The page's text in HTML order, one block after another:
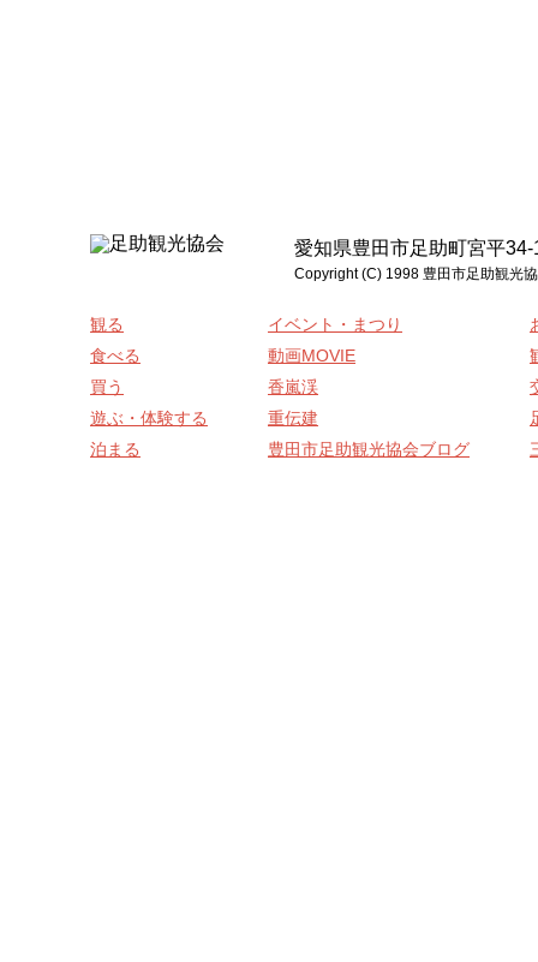
愛知県豊田市足助町宮平
Copyright (C) 1998 豊田市足助観光
観る
食べる
買う
遊ぶ・体験する
泊まる
イベント・まつり
動画MOVIE
香嵐渓
重伝建
豊田市足助観光協会ブログ